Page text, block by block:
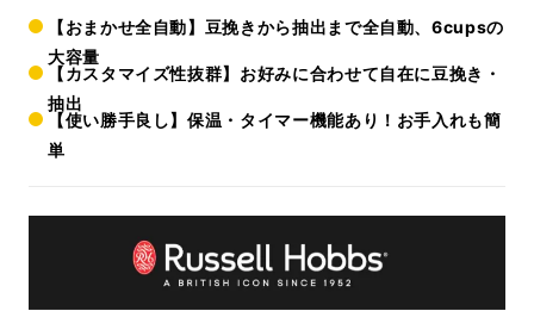
【おまかせ全自動】豆挽きから抽出まで全自動、6cupsの
大容量
【カスタマイズ性抜群】お好みに合わせて自在に豆挽き・
抽出
【使い勝手良し】保温・タイマー機能あり！お手入れも簡
単